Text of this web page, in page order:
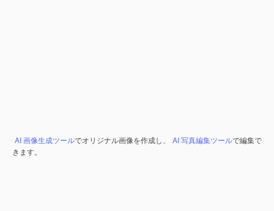
AI 画像生成ツールでオリジナル画像を作成し、 AI 写真編集ツールで編集で
きます。